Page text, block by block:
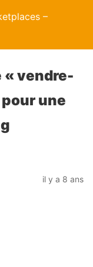
–
« vendre-
une
il y a 8 ans